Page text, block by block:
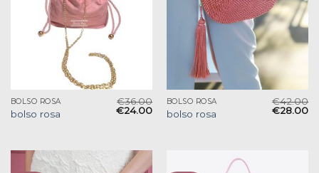
BOLSO ROSA
bolso rosa
€36.00
€24.00
BOLSO ROSA
bolso rosa
€42.00
€28.00